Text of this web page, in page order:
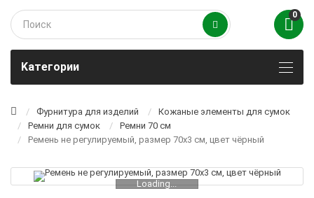
0
Kатегории
Фурнитура для изделий
Кожаные элементы для сумок
Ремни для сумок
Ремни 70 см
Ремень не регулируемый, размер 70х3 см, цвет чёрный
Loading...